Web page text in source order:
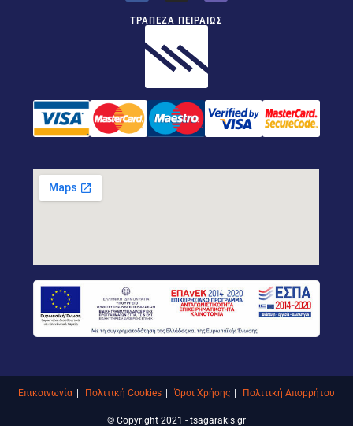
ΤΡΑΠΕΖΑ ΠΕΙΡΑΙΩΣ
Επικοινωνία Πολιτική Cookies Όροι Χρήσης Πολιτική Απορρήτου
© Copyright 2021 - tsagarakis.gr